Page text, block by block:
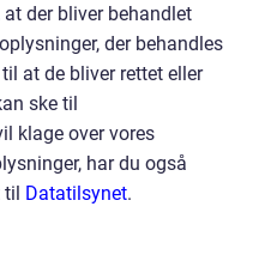
der bliver behandlet
der behandles
at de bliver rettet eller
ske til
klage over vores
har du også
til Datatilsynet.